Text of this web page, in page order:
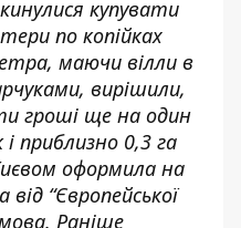
купувати
по копійках
маючи вілли в
вирішили,
гроші ще на один
приблизно 0,3 га
оформила на
“Європейської
Раніше